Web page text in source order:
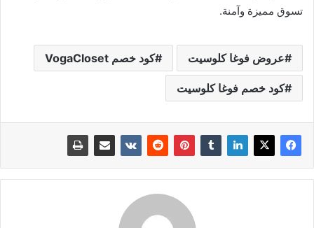
تسوق مميزة وآمنة.
عروض فوغا كلوسيت كود خصم VogaCloset
كود خصم فوغا كلوسيت